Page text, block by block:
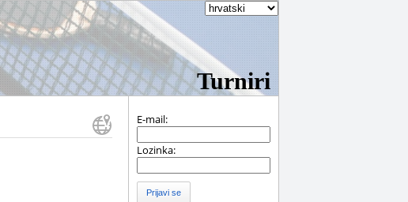
Turniri
E-mail:
Lozinka:
Prijavi se